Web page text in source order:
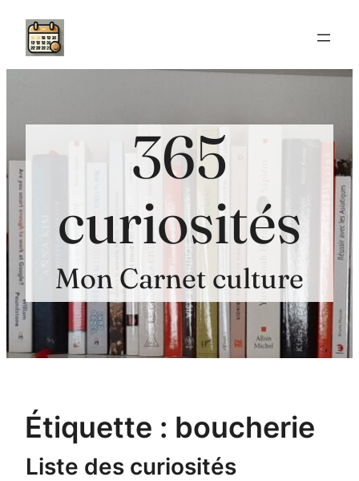
Aller
contenu
365
curiosités
Mon Carnet culture
Étiquette : boucherie
Liste des curiosités